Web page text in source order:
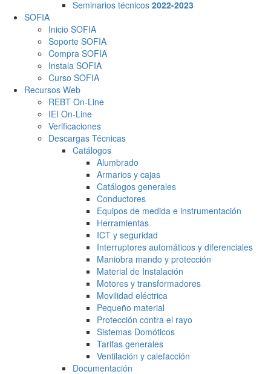
Seminarios técnicos 2022-2023
SOFIA
Inicio SOFIA
Soporte SOFIA
Compra SOFIA
Instala SOFIA
Curso SOFIA
Recursos Web
REBT On-Line
IEI On-Line
Verificaciones
Descargas Técnicas
Catálogos
Alumbrado
Armarios y cajas
Catálogos generales
Conductores
Equipos de medida e instrumentación
Herramientas
ICT y seguridad
Interruptores automáticos y diferenciales
Maniobra mando y protección
Material de Instalación
Motores y transformadores
Movilidad eléctrica
Pequeño material
Protección contra el rayo
Sistemas Domóticos
Tarifas generales
Ventilación y calefacción
Documentación